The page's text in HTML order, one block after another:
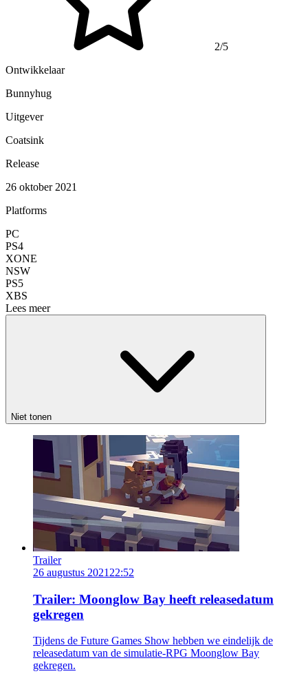
2/5
Ontwikkelaar
Bunnyhug
Uitgever
Coatsink
Release
26 oktober 2021
Platforms
PC
PS4
XONE
NSW
PS5
XBS
Lees meer
Niet tonen
Trailer
26 augustus 2021 22:52
Trailer: Moonglow Bay heeft releasedatum
gekregen
Tijdens de Future Games Show hebben we eindelijk de
releasedatum van de simulatie-RPG Moonglow Bay
gekregen.